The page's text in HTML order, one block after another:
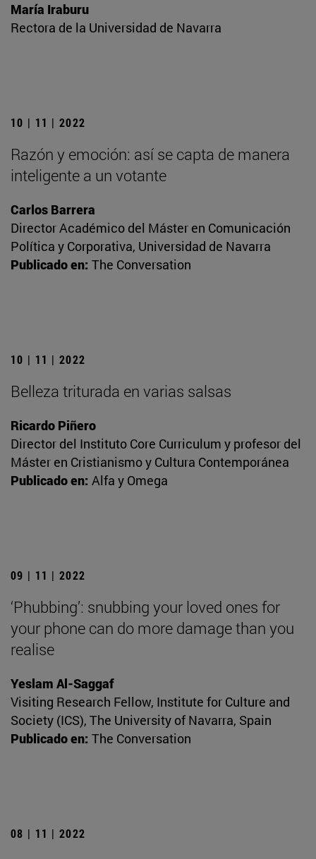
María Iraburu
Rectora de la Universidad de Navarra
10 | 11 | 2022
Razón y emoción: así se capta de manera
inteligente a un votante
Carlos Barrera
Director Académico del Máster en Comunicación
Política y Corporativa, Universidad de Navarra
Publicado en: The Conversation
10 | 11 | 2022
Belleza triturada en varias salsas
Ricardo Piñero
Director del Instituto Core Curriculum y profesor del
Máster en Cristianismo y Cultura Contemporánea
Publicado en: Alfa y Omega
09 | 11 | 2022
‘Phubbing’: snubbing your loved ones for
your phone can do more damage than you
realise
Yeslam Al-Saggaf
Visiting Research Fellow, Institute for Culture and
Society (ICS), The University of Navarra, Spain
Publicado en: The Conversation
08 | 11 | 2022